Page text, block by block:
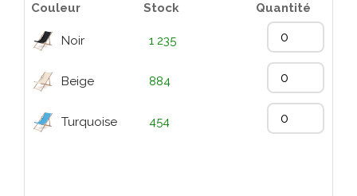
Couleur Stock Quantité
Noir 1 235
Beige 884
Turquoise 454